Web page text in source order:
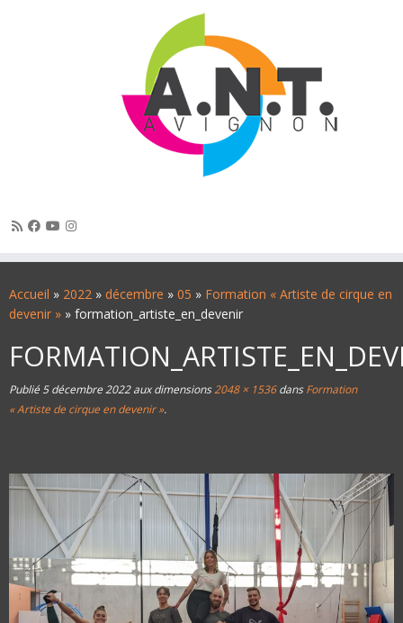
au
contenu
Accueil » 2022 » décembre » 05 » Formation « Artiste de cirque en
devenir » » formation_artiste_en_devenir
Publié 5 décembre 2022aux dimensions2048 × 1536dansFormation
« Artiste de cirque en devenir ».